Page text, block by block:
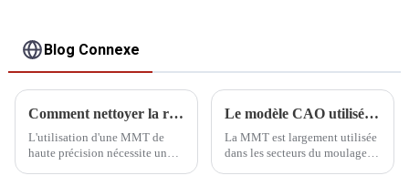
Blog Connexe
Comment nettoyer la règle de grille CMM
L'utilisation d'une MMT de
haute précision nécessite un
Le modèle CAO utilisé dans la machine à mesurer tridimensionnelle
La MMT est largement utilisée
dans les secteurs du moulage,